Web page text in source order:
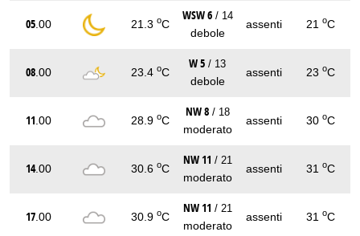
05 .00 21.3 oC
WSW 6 / 14
debole
assenti 21 oC
08 .00 23.4 oC
W 5 / 13
debole
assenti 23 oC
11 .00 28.9 oC
NW 8 / 18
moderato
assenti 30 oC
14.00 30.6 oC
NW 11 / 21
moderato
assenti 31 oC
17 .00 30.9 oC
NW 11 / 21
moderato
assenti 31 oC